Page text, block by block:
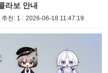
라보 안내
추천: 1 2026-06-18 11:47:19